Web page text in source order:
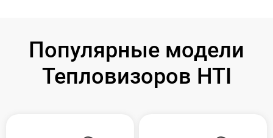
Популярные модели
Тепловизоров HTI